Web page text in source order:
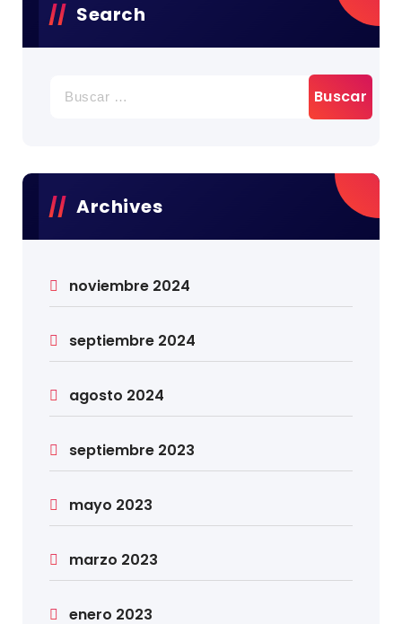
Search
Archives
noviembre 2024
septiembre 2024
agosto 2024
septiembre 2023
mayo 2023
marzo 2023
enero 2023